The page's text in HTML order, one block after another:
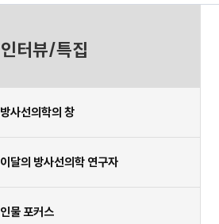
인터뷰/특집
방사선의학의 창
이달의 방사선의학 연구자
인물 포커스